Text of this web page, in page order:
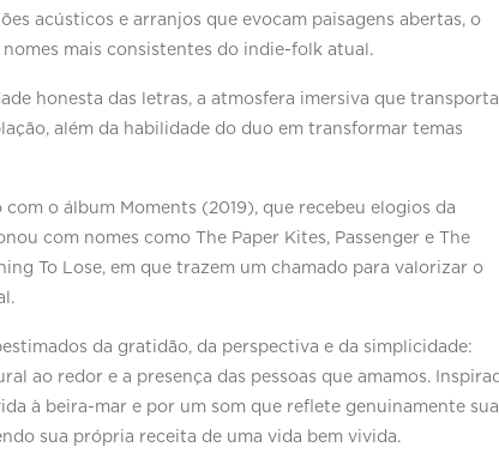
acústicos e arranjos que evocam paisagens abertas, o
mais consistentes do indie-folk atual.
honesta das letras, a atmosfera imersiva que
além da habilidade do duo em transformar temas
o álbum Moments (2019), que recebeu elogios da
com nomes como The Paper Kites, Passenger e The
To Lose, em que trazem um chamado para valorizar o
da gratidão, da perspectiva e da simplicidade:
ao redor e a presença das pessoas que amamos.
à beira-mar e por um som que reflete genuinamente sua
sua própria receita de uma vida bem vivida.